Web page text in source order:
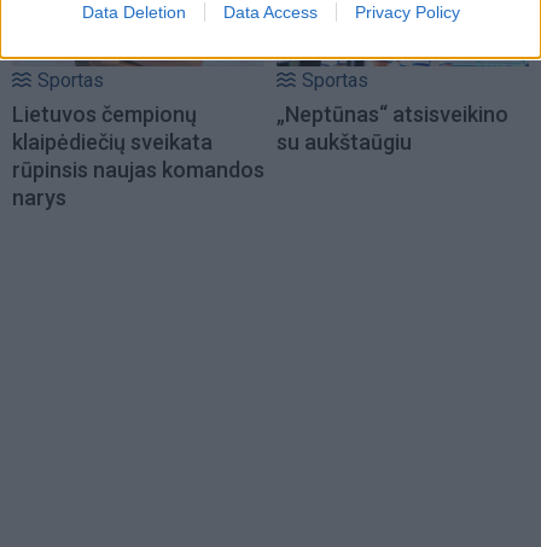
Data Deletion Data Access Privacy Policy
Sportas
Lietuvos čempionų
klaipėdiečių sveikata
rūpinsis naujas komandos
narys
Sportas
„Neptūnas“ atsisveikino
su aukštaūgiu